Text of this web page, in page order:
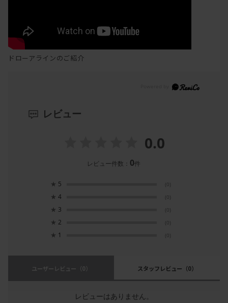
ドローアラインのご紹介
レビュー
0.0
レビュー件数： 0件
★ 5 (0)
★ 4 (0)
★ 3 (0)
★ 2 (0)
★ 1 (0)
ユーザーレビュー （0） スタッフレビュー （0）
レビューはありません。